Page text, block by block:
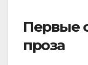
Первые
проза